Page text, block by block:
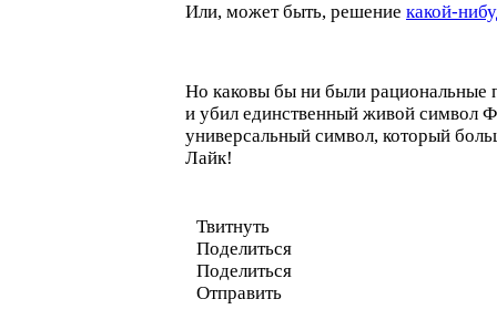
Или, может быть, решение какой-
Но каковы бы ни были рациональные
и убил единственный живой символ
универсальный символ, который
Лайк!
Твитнуть
Поделиться
Поделиться
Отправить